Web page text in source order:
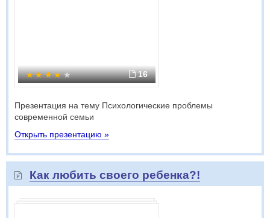
16
Презентация на тему Психологические проблемы
современной семьи
Открыть презентацию »
Как любить своего ребенка?!